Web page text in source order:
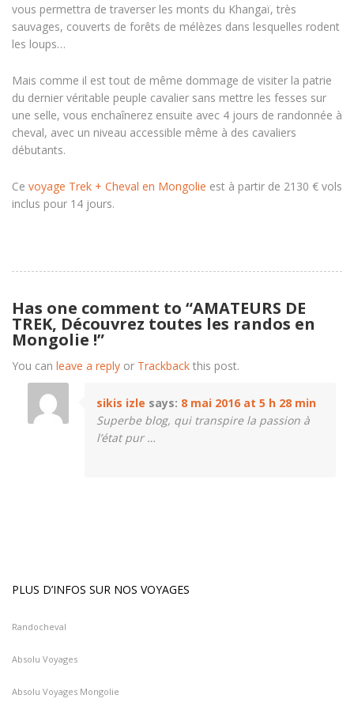
vous permettra de traverser les monts du Khangaï, très
sauvages, couverts de forêts de mélèzes dans lesquelles rodent
les loups…
Mais comme il est tout de même dommage de visiter la patrie
du dernier véritable peuple cavalier sans mettre les fesses sur
une selle, vous enchaînerez ensuite avec 4 jours de randonnée à
cheval, avec un niveau accessible même à des cavaliers
débutants.
Ce voyage Trek + Cheval en Mongolie est à partir de 2130 € vols
inclus pour 14 jours.
Has one comment to “AMATEURS DE
TREK, Découvrez toutes les randos en
Mongolie !”
You can leave a reply or Trackback this post.
sikis izle says: 8 mai 2016 at 5 h 28 min
Superbe blog, qui transpire la passion à
l’état pur …
PLUS D’INFOS SUR NOS VOYAGES
Randocheval
Absolu Voyages
Absolu Voyages Mongolie